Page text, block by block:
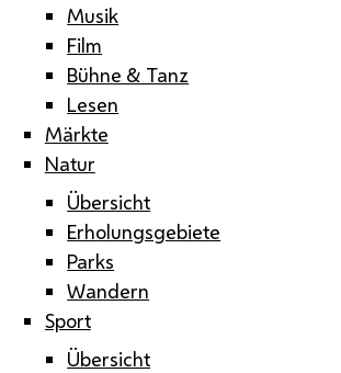
Musik
Film
Bühne & Tanz
Lesen
Märkte
Natur
Übersicht
Erholungsgebiete
Parks
Wandern
Sport
Übersicht